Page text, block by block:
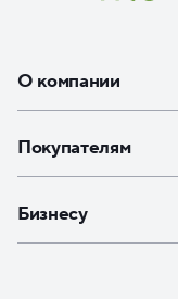
О компании
Покупателям
Бизнесу